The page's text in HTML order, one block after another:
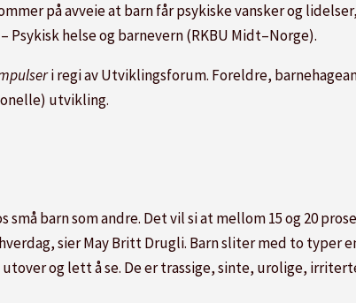
på avveie at barn får psykiske vansker og
helse og barnevern (RKBU Midt–Norge).
i regi av Utviklingsforum. Foreldre,
utvikling.
barn som andre. Det vil si at mellom 15 og 20
sier May Britt Drugli. Barn sliter med to typer
og lett å se. De er trassige, sinte, urolige,